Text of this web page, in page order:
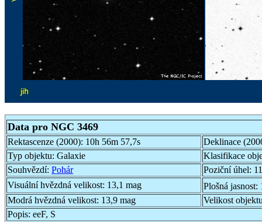
Data pro NGC 3469
Rektascenze (2000): 10h 56m 57,7s
Deklinace
Typ objektu: Galaxie
Klasifikace
Souhvězdí: Pohár Poziční úhel:
Visuální hvězdná velikost: 13,1 mag Plošná jasnost:
Modrá hvězdná velikost: 13,9 mag
Velikost
Popis: eeF, S